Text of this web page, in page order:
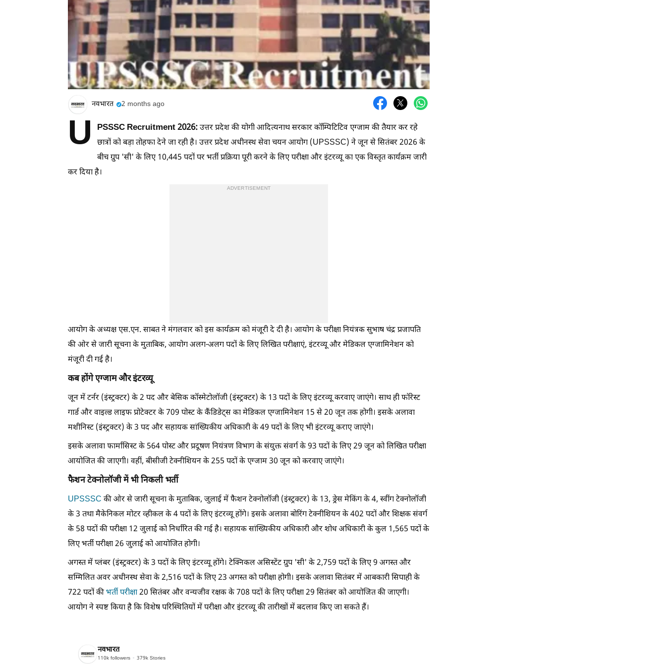
नवभारत 2 months ago
U PSSSC Recruitment 2026:उत्तर प्रदेश की योगी आदित्यनाथ सरकार कॉम्पिटिटिव एग्जाम की तैयार कर रहे
छात्रों को बड़ा तोहफा देने जा रही है। उत्तर प्रदेश अधीनस्थ सेवा चयन आयोग (UPSSSC) ने जून से सितंबर 2026 के
बीच ग्रुप 'सी' के लिए 10,445 पदों पर भर्ती प्रक्रिया पूरी करने के लिए परीक्षा और इंटरव्यू का एक विस्तृत कार्यक्रम जारी
कर दिया है।
ADVERTISEMENT
आयोग के अध्यक्ष एस.एन. साबत ने मंगलवार को इस कार्यक्रम को मंजूरी दे दी है। आयोग के परीक्षा नियंत्रक सुभाष चंद्र प्रजापति
की ओर से जारी सूचना के मुताबिक, आयोग अलग-अलग पदों के लिए लिखित परीक्षाएं, इंटरव्यू और मेडिकल एग्जामिनेशन को
मंजूरी दी गई है।
कब होंगे एग्जाम और इंटरव्यू
जून में टर्नर (इंस्ट्रक्टर) के 2 पद और बेसिक कॉस्मेटोलॉजी (इंस्ट्रक्टर) के 13 पदों के लिए इंटरव्यू करवाए जाएंगे। साथ ही फॉरेस्ट
गार्ड और वाइल्ड लाइफ प्रोटेक्टर के 709 पोस्ट के कैंडिडेट्स का मेडिकल एग्जामिनेशन 15 से 20 जून तक होगी। इसके अलावा
मशीनिस्ट (इंस्ट्रक्टर) के 3 पद और सहायक सांख्यिकीय अधिकारी के 49 पदों के लिए भी इंटरव्यू कराए जाएंगे।
इसके अलावा फार्मासिस्ट के 564 पोस्ट और प्रदूषण नियंत्रण विभाग के संयुक्त संवर्ग के 93 पदों के लिए 29 जून को लिखित परीक्षा
आयोजित की जाएगी। वहीं, बीसीजी टेक्नीशियन के 255 पदों के एग्जाम 30 जून को करवाए जाएंगे।
फैशन टेक्नोलॉजी में भी निकली भर्ती
UPSSSC की ओर से जारी सूचना के मुताबिक, जुलाई में फैशन टेक्नोलॉजी (इंस्ट्रक्टर) के 13, ड्रेस मेकिंग के 4, स्वींग टेक्नोलॉजी
के 3 तथा मैकेनिकल मोटर व्हीकल के 4 पदों के लिए इंटरव्यू होंगे। इसके अलावा बोरिंग टेक्नीशियन के 402 पदों और शिक्षक संवर्ग
के 58 पदों की परीक्षा 12 जुलाई को निर्धारित की गई है। सहायक सांख्यिकीय अधिकारी और शोध अधिकारी के कुल 1,565 पदों के
लिए भर्ती परीक्षा 26 जुलाई को आयोजित होगी।
अगस्त में प्लंबर (इंस्ट्रक्टर) के 3 पदों के लिए इंटरव्यू होंगे। टेक्निकल असिस्टेंट ग्रुप 'सी' के 2,759 पदों के लिए 9 अगस्त और
सम्मिलित अवर अधीनस्थ सेवा के 2,516 पदों के लिए 23 अगस्त को परीक्षा होगी। इसके अलावा सितंबर में आबकारी सिपाही के
722 पदों कीभर्ती परीक्षा20 सितंबर और वन्यजीव रक्षक के 708 पदों के लिए परीक्षा 29 सितंबर को आयोजित की जाएगी।
आयोग ने स्पष्ट किया है कि विशेष परिस्थितियों में परीक्षा और इंटरव्यू की तारीखों में बदलाव किए जा सकते हैं।
नवभारत
110k followers 379k Stories